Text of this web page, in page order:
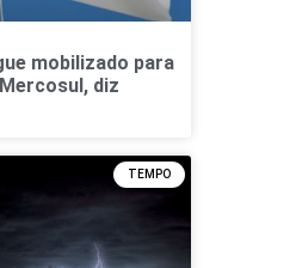
mobilizado para
diz
TEMPO